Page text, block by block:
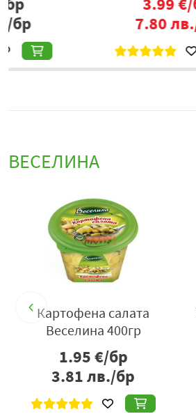
ВЕСЕЛИНА
Картофена салата
Веселина 400гр
1.95€/бр
3.81лв./бр